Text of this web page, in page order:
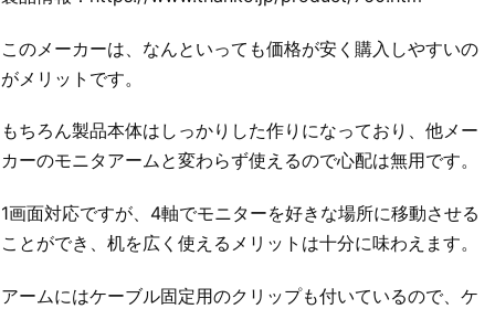
このメーカーは、なんといっても価格が安く購入しやすいの
がメリットです。
もちろん製品本体はしっかりした作りになっており、他メー
カーのモニタアームと変わらず使えるので心配は無用です。
1画面対応ですが、4軸でモニターを好きな場所に移動させる
ことができ、机を広く使えるメリットは十分に味わえます。
アームにはケーブル固定用のクリップも付いているので、ケ